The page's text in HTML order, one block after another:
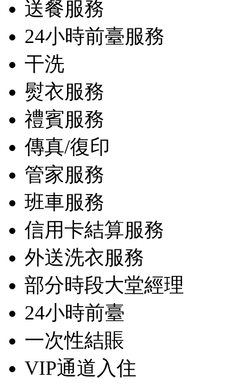
送餐服務
24小時前臺服務
干洗
熨衣服務
禮賓服務
傳真/復印
管家服務
班車服務
信用卡結算服務
外送洗衣服務
部分時段大堂經理
24小時前臺
一次性結賬
VIP通道入住